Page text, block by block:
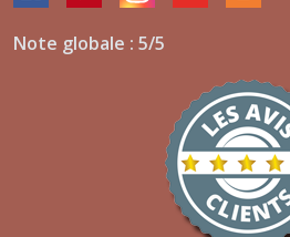
Note globale : 5/5